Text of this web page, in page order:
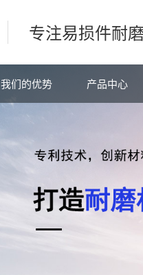
专注易损件耐
我们的优势 产品中心